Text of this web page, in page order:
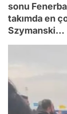
sonu
takımda en
Szymanski...